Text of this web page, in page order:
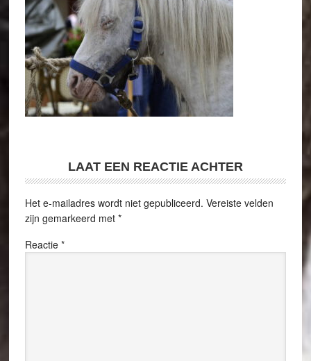
LAAT EEN REACTIE ACHTER
Het e-mailadres wordt niet gepubliceerd. Vereiste velden
zijn gemarkeerd met *
Reactie *